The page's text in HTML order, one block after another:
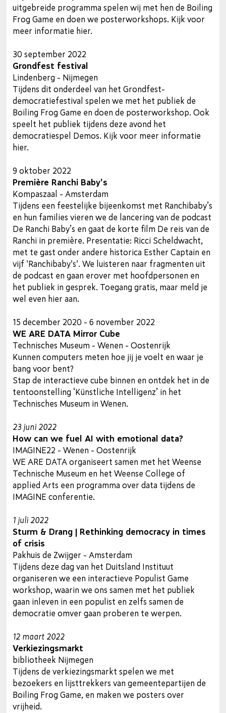
uitgebreide programma spelen wij met hen de Boiling
Frog Game en doen we posterworkshops. Kijk voor
meer informatie hier.
30 september 2022
Grondfest festival
Lindenberg - Nijmegen
Tijdens dit onderdeel van het Grondfest-
democratiefestival spelen we met het publiek de
Boiling Frog Game en doen de posterworkshop. Ook
speelt het publiek tijdens deze avond het
democratiespel Demos. Kijk voor meer informatie
hier.
9 oktober 2022
Première Ranchi Baby's
Kompaszaal - Amsterdam
Tijdens een feestelijke bijeenkomst met Ranchibaby’s
en hun families vieren we de lancering van de podcast
De Ranchi Baby’s en gaat de korte film De reis van de
Ranchi in première. Presentatie: Ricci Scheldwacht,
met te gast onder andere historica Esther Captain en
vijf 'Ranchibaby's'. We luisteren naar fragmenten uit
de podcast en gaan erover met hoofdpersonen en
het publiek in gesprek. Toegang gratis, maar meld je
wel even hier aan.
15 december 2020 - 6 november 2022
WE ARE DATA Mirror Cube
Technisches Museum - Wenen - Oostenrijk
Kunnen computers meten hoe jij je voelt en waar je
bang voor bent?
Stap de interactieve cube binnen en ontdek het in de
tentoonstelling ‘Künstliche Intelligenz’ in het
Technisches Museum in Wenen.
23 juni 2022
How can we fuel AI with emotional data?
IMAGINE22 - Wenen - Oostenrijk
WE ARE DATA organiseert samen met het Weense
Technische Museum en het Weense College of
applied Arts een programma over data tijdens de
IMAGINE conferentie.
1 juli 2022
Sturm & Drang | Rethinking democracy in times
of crisis
Pakhuis de Zwijger - Amsterdam
Tijdens deze dag van het Duitsland Instituut
organiseren we een interactieve Populist Game
workshop, waarin we ons samen met het publiek
gaan inleven in een populist en zelfs samen de
democratie omver gaan proberen te werpen.
12 maart 2022
Verkiezingsmarkt
bibliotheek Nijmegen
Tijdens de verkiezingsmarkt spelen we met
bezoekers en lijsttrekkers van gemeentepartijen de
Boiling Frog Game, en maken we posters over
vrijheid.